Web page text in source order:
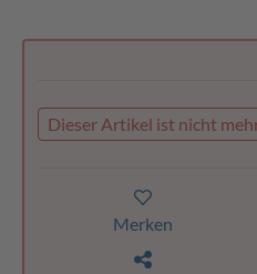
Dieser Artikel ist nicht
Merken